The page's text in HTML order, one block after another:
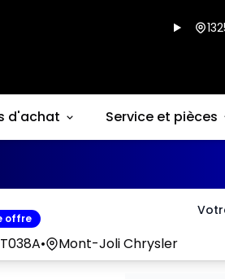
d'achat Service et pièces
offre
• Mont-Joli Chrysler